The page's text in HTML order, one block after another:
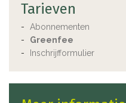
Tarieven
Abonnementen
Greenfee
Inschrijfformulier